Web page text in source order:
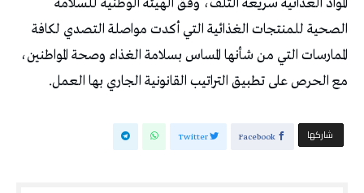
المواد الغذائية سريعة التلف، وفق الهيئة الوطنية للسلامة
الصحية للمنتجات الغذائية التي أكدت مواصلة التصدي لكافة
الممارسات التي من شأنها المساس بسلامة الغذاء وصحة المواطنين،
مع الحرص على تطبيق التراتيب القانونية الجاري بها العمل.
‫‫ شاركها‬ Facebook
Twitter